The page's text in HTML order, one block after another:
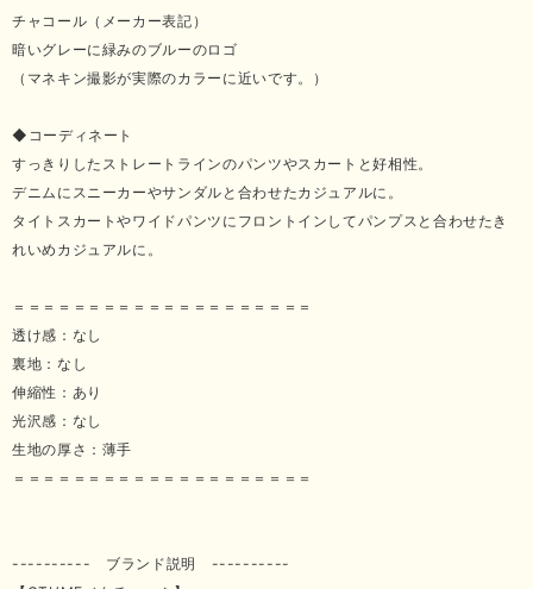
チャコール（メーカー表記）
暗いグレーに緑みのブルーのロゴ
（マネキン撮影が実際のカラーに近いです。）
◆コーディネート
すっきりしたストレートラインのパンツやスカートと好相性。
デニムにスニーカーやサンダルと合わせたカジュアルに。
タイトスカートやワイドパンツにフロントインしてパンプスと合わせたき
れいめカジュアルに。
＝＝＝＝＝＝＝＝＝＝＝＝＝＝＝＝＝＝＝＝
透け感：なし
裏地：なし
伸縮性：あり
光沢感：なし
生地の厚さ：薄手
＝＝＝＝＝＝＝＝＝＝＝＝＝＝＝＝＝＝＝＝
---------- ブランド説明 ----------